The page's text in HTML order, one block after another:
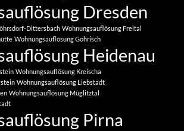
Dresden
Dittersbach Wohnungsauflösung Freital
Wohnungsauflösung Gohrisch
Heidenau
Wohnungsauflösung Kreischa
Wohnungsauflösung Liebstadt
Wohnungsauflösung Müglitztal
Pirna